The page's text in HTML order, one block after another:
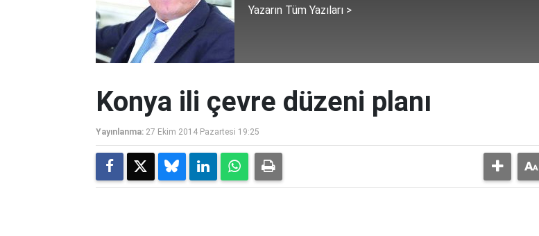
Yazarın Tüm Yazıları >
Konya ili çevre düzeni planı
Yayınlanma: 27 Ekim 2014 Pazartesi 19:25